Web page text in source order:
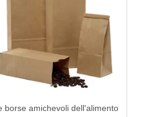
borse amichevoli dell'alimento